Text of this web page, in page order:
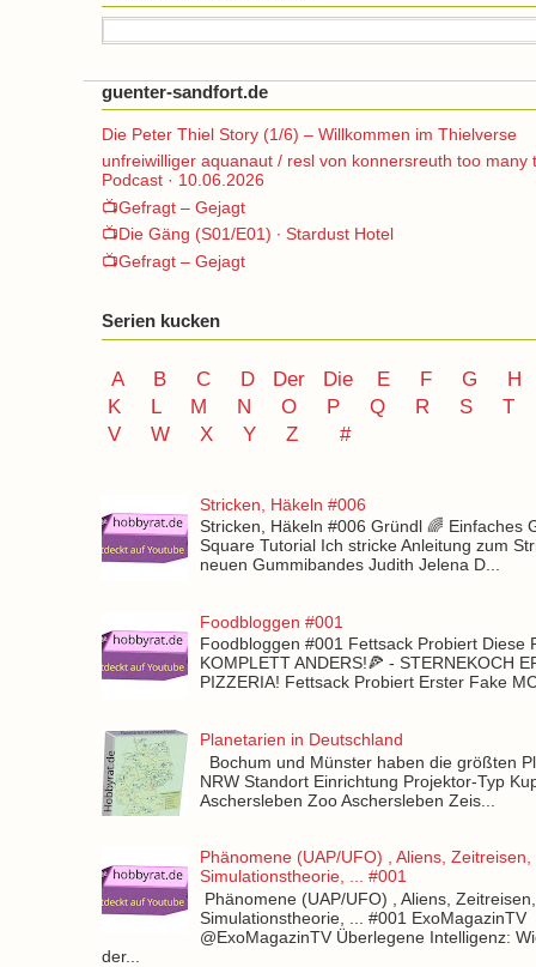
guenter-sandfort.de
Die Peter Thiel Story (1/6) – Willkommen im Thielverse
unfreiwilliger aquanaut / resl von konnersreuth too many
Podcast · 10.06.2026
📺Gefragt – Gejagt
📺Die Gäng (S01/E01) ∙ Stardust Hotel
📺Gefragt – Gejagt
Serien kucken
A B C D Der Die E F G
H
K
L M N O P Q R S
T
V
W X Y Z #
Stricken, Häkeln #006
Stricken, Häkeln #006 Gründl 🌈 Einfaches
Square Tutorial Ich stricke Anleitung zum
neuen Gummibandes Judith Jelena D...
Foodbloggen #001
Foodbloggen #001 Fettsack Probiert Diese
KOMPLETT ANDERS!🍕 - STERNEKOCH
PIZZERIA! Fettsack Probiert Erster Fake
Planetarien in Deutschland
Bochum und Münster haben die größten
NRW Standort Einrichtung Projektor-Typ
Aschersleben Zoo Aschersleben Zeis...
Phänomene (UAP/UFO) , Aliens, Zeitreisen,
Simulationstheorie, ... #001
Phänomene (UAP/UFO) , Aliens, Zeitreisen,
Simulationstheorie, ... #001 ExoMagazinTV
@ExoMagazinTV Überlegene Intelligenz:
der...